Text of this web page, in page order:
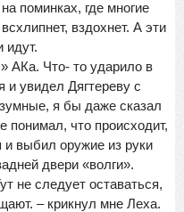
поминках, где многие
вздохнет. А эти
идут.
АКа. Что- то ударило в
и увидел Дягтереву с
я бы даже сказал
понимал, что происходит,
и выбил оружие из руки
двери «волги».
не следует оставаться,
– крикнул мне Леха.